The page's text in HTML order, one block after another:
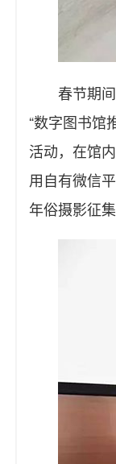
春节期
“数字图书馆
活动，在馆
用自有微信
年俗摄影征